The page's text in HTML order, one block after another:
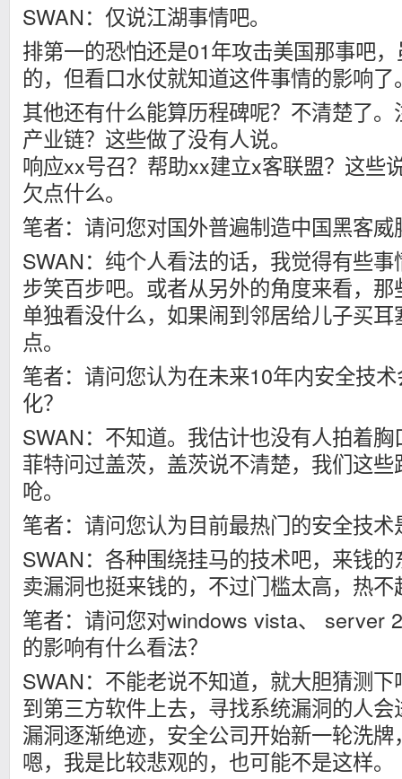
SWAN：仅说江湖事情吧。
排第一的恐怕还是01年攻击美国那事吧
的，但看口水仗就知道这件事情的影响了
其他还有什么能算历程碑呢？不清楚了
产业链？这些做了没有人说。
响应xx号召？帮助xx建立x客联盟？这些
欠点什么。
笔者：请问您对国外普遍制造中国黑客
SWAN：纯个人看法的话，我觉得有些
步笑百步吧。或者从另外的角度来看，
单独看没什么，如果闹到邻居给儿子买
点。
笔者：请问您认为在未来10年内安全技
化？
SWAN：不知道。我估计也没有人拍着
菲特问过盖茨，盖茨说不清楚，我们这
呛。
笔者：请问您认为目前最热门的安全技术
SWAN：各种围绕挂马的技术吧，来钱
卖漏洞也挺来钱的，不过门槛太高，热不
笔者：请问您对windows vista、 server
的影响有什么看法？
SWAN：不能老说不知道，就大胆猜测
到第三方软件上去，寻找系统漏洞的人
漏洞逐渐绝迹，安全公司开始新一轮洗
嗯，我是比较悲观的，也可能不是这样。